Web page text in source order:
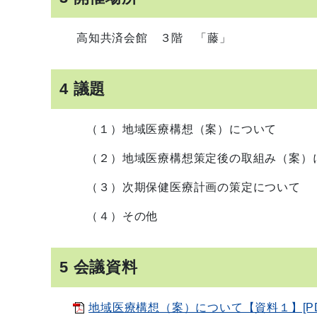
高知共済会館 ３階 「藤」
4 議題
（１）地域医療構想（案）について
（２）地域医療構想策定後の取組み（案）
（３）次期保健医療計画の策定について
（４）その他
5 会議資料
地域医療構想（案）について【資料１】